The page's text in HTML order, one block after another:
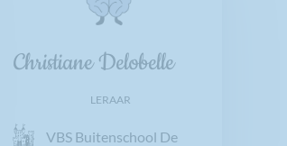
Christiane Delobelle
LERAAR
VBS Buitenschool De